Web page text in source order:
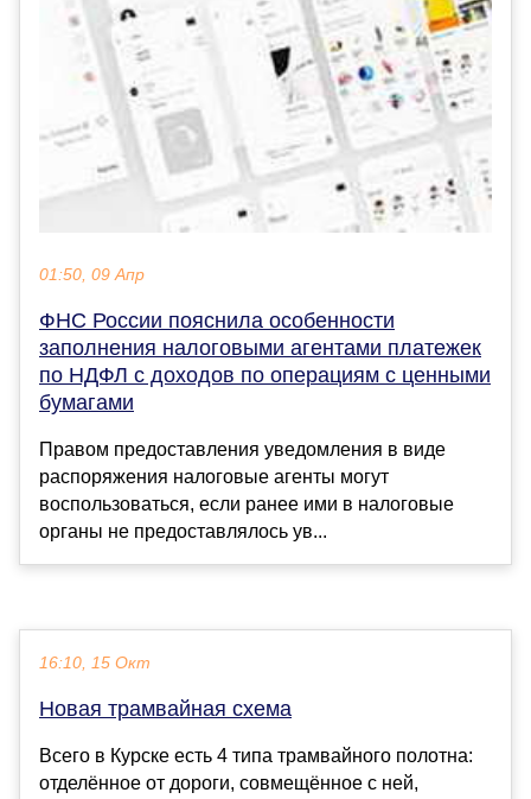
01:50, 09 Апр
ФНС России пояснила особенности
заполнения налоговыми агентами платежек
по НДФЛ с доходов по операциям с ценными
бумагами
Правом предоставления уведомления в виде
распоряжения налоговые агенты могут
воспользоваться, если ранее ими в налоговые
органы не предоставлялось ув...
16:10, 15 Окт
Новая трамвайная схема
Всего в Курске есть 4 типа трамвайного полотна:
отделённое от дороги, совмещённое с ней,